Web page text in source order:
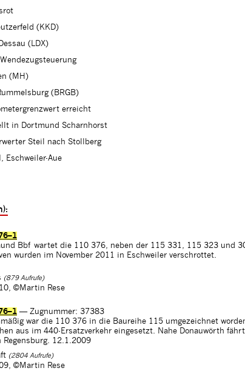
(KKD)
(LDX)
(MH)
(BRGB)
erreicht
in Dortmund Scharnhorst
Steil nach Stollberg
Eschweiler-Aue
Bbf wartet die 110 376, neben der 115 331, 115 323 und
wurden im November 2011 in Eschweiler verschrottet.
(879 Aufrufe)
©Martin Rese
— Zugnummer: 37383
war die 110 376 in die Baureihe 115 umgezeichnet
aus im 440-Ersatzverkehr eingesetzt. Nahe Donauwörth
Regensburg. 12.1.2009
(2804 Aufrufe)
©Martin Rese